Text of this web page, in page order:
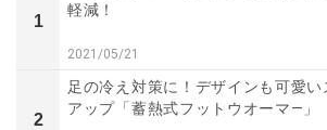
1
軽減！
2021/05/21
2
足の冷え対策に！デザインも可愛い
アップ「蓄熱式フットウオーマ—」